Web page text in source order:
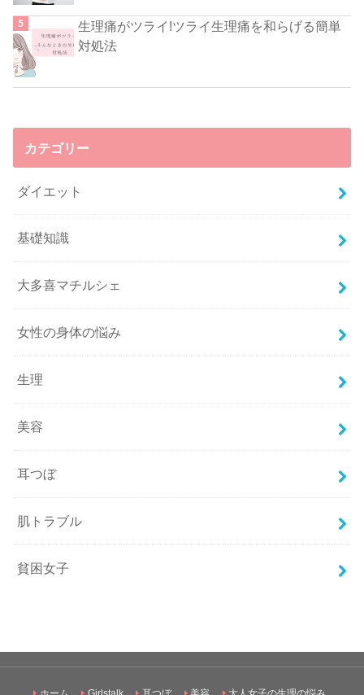
生理痛がツライ!ツライ生理痛を和らげる簡単
対処法
カテゴリー
ダイエット
基礎知識
大多喜マチルシェ
女性の身体の悩み
生理
美容
耳つぼ
肌トラブル
貧困女子
ホーム Girlstalk 耳つぼ 美容 大人女子の生理の悩み